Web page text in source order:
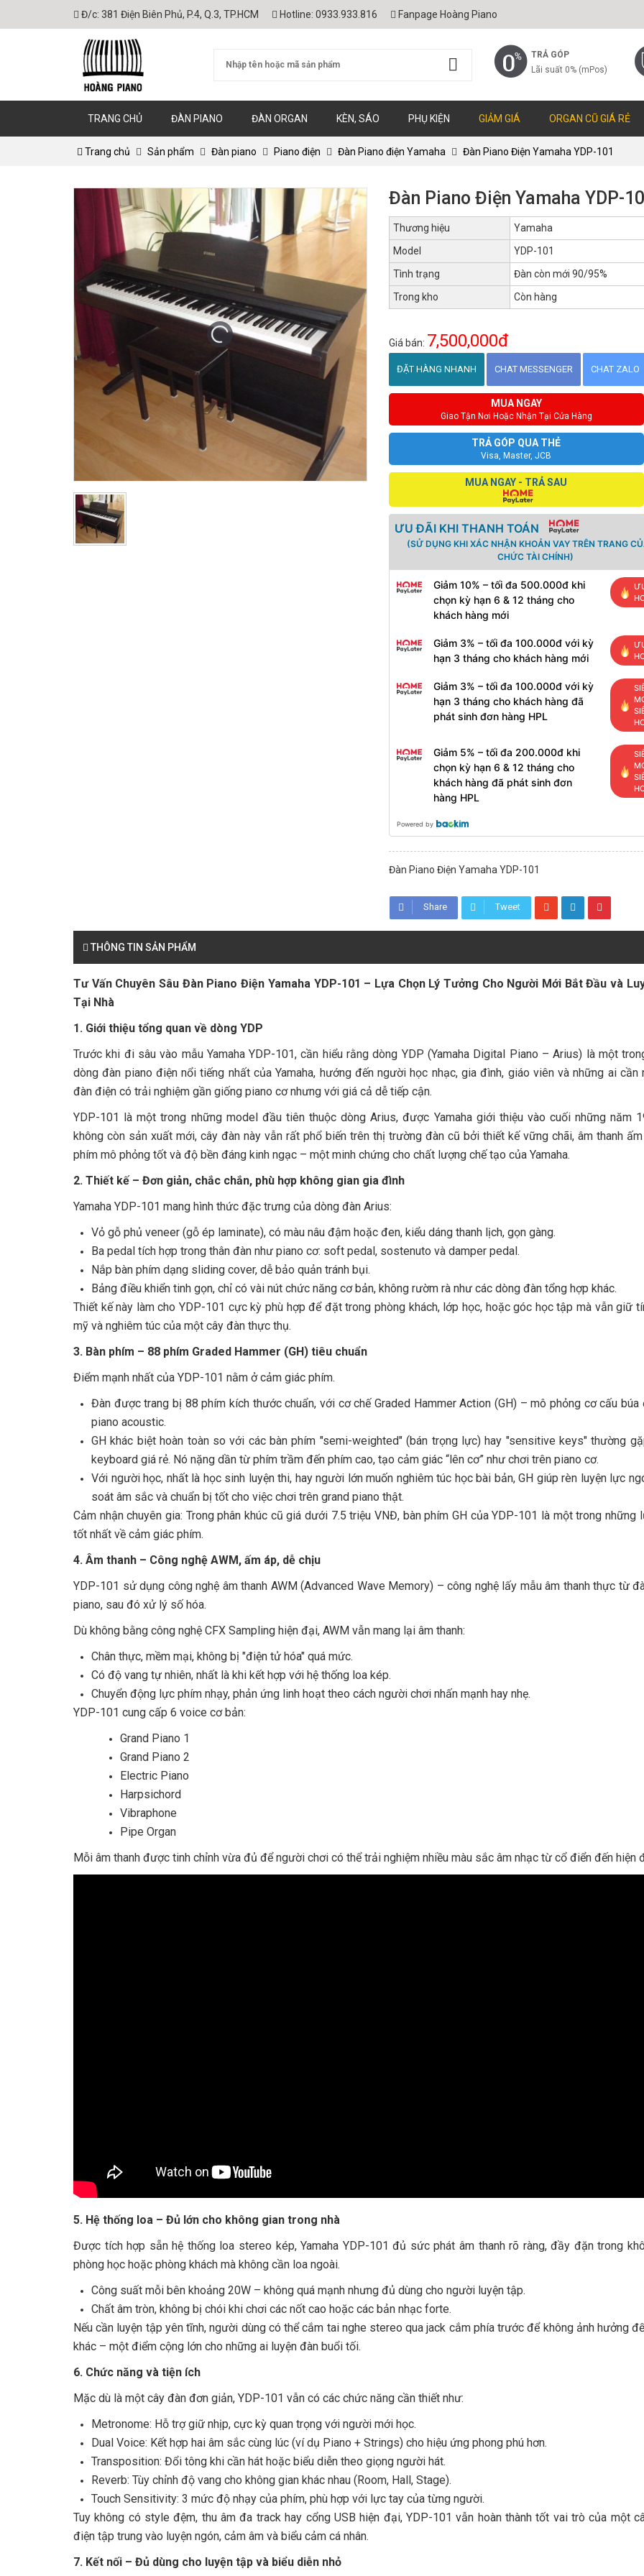
Đ/c: 381 Điện Biên Phủ, P.4, Q.3, TP.HCM Hotline: 0933.933.816 Fanpage Hoàng Piano
TRẢ GÓP
Lãi suất 0% (mPos)
TRANG CHỦ ĐÀN PIANO ĐÀN ORGAN KÈN, SÁO PHỤ KIỆN GIẢM GIÁ ORGAN CŨ GIÁ RẺ
Trang chủ Sản phẩm Đàn piano Piano điện Đàn Piano điện Yamaha Đàn Piano Điện Yamaha YDP-101
Đàn Piano Điện Yamaha YDP-
Thương hiệu
Yamaha
Model
YDP-101
Tình trạng
Đàn còn mới 90/95%
Trong kho
Còn hàng
Giá bán: 7,500,000đ
ĐẶT HÀNG NHANH CHAT MESSENGER CHAT ZALO
MUA NGAY
Giao Tận Nơi Hoặc Nhận Tại Cửa Hàng
TRẢ GÓP QUA THẺ
Visa, Master, JCB
MUA NGAY - TRẢ SAU
ƯU ĐÃI KHI THANH TOÁN
(SỬ DỤNG KHI XÁC NHẬN KHOẢN VAY TRÊN TRANG
CHỨC TÀI CHÍNH)
Giảm 10% – tối đa 500.000đ khi
chọn kỳ hạn 6 & 12 tháng cho
khách hàng mới
Giảm 3% – tối đa 100.000đ với kỳ
hạn 3 tháng cho khách hàng mới
Giảm 3% – tối đa 100.000đ với kỳ
hạn 3 tháng cho khách hàng đã
phát sinh đơn hàng HPL
Giảm 5% – tối đa 200.000đ khi
chọn kỳ hạn 6 & 12 tháng cho
khách hàng đã phát sinh đơn
hàng HPL
Powered by
Đàn Piano Điện Yamaha YDP-101
Share Tweet
THÔNG TIN SẢN PHẨM
Tư Vấn Chuyên Sâu Đàn Piano Điện Yamaha YDP-101 – Lựa Chọn Lý Tưởng Cho Người Mới Bắt Đầu và
Tại Nhà
1. Giới thiệu tổng quan về dòng YDP
Trước khi đi sâu vào mẫu Yamaha YDP-101, cần hiểu rằng dòng YDP (Yamaha Digital Piano – Arius) là một
dòng đàn piano điện nổi tiếng nhất của Yamaha, hướng đến người học nhạc, gia đình, giáo viên và những ai cần
đàn điện có trải nghiệm gần giống piano cơ nhưng với giá cả dễ tiếp cận.
YDP-101 là một trong những model đầu tiên thuộc dòng Arius, được Yamaha giới thiệu vào cuối những năm
không còn sản xuất mới, cây đàn này vẫn rất phổ biến trên thị trường đàn cũ bởi thiết kế vững chãi, âm thanh
phím mô phỏng tốt và độ bền đáng kinh ngạc – một minh chứng cho chất lượng chế tạo của Yamaha.
2. Thiết kế – Đơn giản, chắc chắn, phù hợp không gian gia đình
Yamaha YDP-101 mang hình thức đặc trưng của dòng đàn Arius:
Vỏ gỗ phủ veneer (gỗ ép laminate), có màu nâu đậm hoặc đen, kiểu dáng thanh lịch, gọn gàng.
Ba pedal tích hợp trong thân đàn như piano cơ: soft pedal, sostenuto và damper pedal.
Nắp bàn phím dạng sliding cover, dễ bảo quản tránh bụi.
Bảng điều khiển tinh gọn, chỉ có vài nút chức năng cơ bản, không rườm rà như các dòng đàn tổng hợp khác.
Thiết kế này làm cho YDP-101 cực kỳ phù hợp để đặt trong phòng khách, lớp học, hoặc góc học tập mà vẫn giữ
mỹ và nghiêm túc của một cây đàn thực thụ.
3. Bàn phím – 88 phím Graded Hammer (GH) tiêu chuẩn
Điểm mạnh nhất của YDP-101 nằm ở cảm giác phím.
Đàn được trang bị 88 phím kích thước chuẩn, với cơ chế Graded Hammer Action (GH) – mô phỏng cơ cấu búa
piano acoustic.
GH khác biệt hoàn toàn so với các bàn phím "semi-weighted" (bán trọng lực) hay "sensitive keys" thường
keyboard giá rẻ. Nó nặng dần từ phím trầm đến phím cao, tạo cảm giác “lên cơ” như chơi trên piano cơ.
Với người học, nhất là học sinh luyện thi, hay người lớn muốn nghiêm túc học bài bản, GH giúp rèn luyện lực
soát âm sắc và chuẩn bị tốt cho việc chơi trên grand piano thật.
Cảm nhận chuyên gia: Trong phân khúc cũ giá dưới 7.5 triệu VNĐ, bàn phím GH của YDP-101 là một trong những
tốt nhất về cảm giác phím.
4. Âm thanh – Công nghệ AWM, ấm áp, dễ chịu
YDP-101 sử dụng công nghệ âm thanh AWM (Advanced Wave Memory) – công nghệ lấy mẫu âm thanh thực từ
piano, sau đó xử lý số hóa.
Dù không bằng công nghệ CFX Sampling hiện đại, AWM vẫn mang lại âm thanh:
Chân thực, mềm mại, không bị "điện tử hóa" quá mức.
Có độ vang tự nhiên, nhất là khi kết hợp với hệ thống loa kép.
Chuyển động lực phím nhạy, phản ứng linh hoạt theo cách người chơi nhấn mạnh hay nhẹ.
YDP-101 cung cấp 6 voice cơ bản:
Grand Piano 1
Grand Piano 2
Electric Piano
Harpsichord
Vibraphone
Pipe Organ
Mỗi âm thanh được tinh chỉnh vừa đủ để người chơi có thể trải nghiệm nhiều màu sắc âm nhạc từ cổ điển đến hiện
5. Hệ thống loa – Đủ lớn cho không gian trong nhà
Được tích hợp sẵn hệ thống loa stereo kép, Yamaha YDP-101 đủ sức phát âm thanh rõ ràng, đầy đặn trong
phòng học hoặc phòng khách mà không cần loa ngoài.
Công suất mỗi bên khoảng 20W – không quá mạnh nhưng đủ dùng cho người luyện tập.
Chất âm tròn, không bị chói khi chơi các nốt cao hoặc các bản nhạc forte.
Nếu cần luyện tập yên tĩnh, người dùng có thể cắm tai nghe stereo qua jack cắm phía trước để không ảnh hưởng
khác – một điểm cộng lớn cho những ai luyện đàn buổi tối.
6. Chức năng và tiện ích
Mặc dù là một cây đàn đơn giản, YDP-101 vẫn có các chức năng cần thiết như:
Metronome: Hỗ trợ giữ nhịp, cực kỳ quan trọng với người mới học.
Dual Voice: Kết hợp hai âm sắc cùng lúc (ví dụ Piano + Strings) cho hiệu ứng phong phú hơn.
Transposition: Đổi tông khi cần hát hoặc biểu diễn theo giọng người hát.
Reverb: Tùy chỉnh độ vang cho không gian khác nhau (Room, Hall, Stage).
Touch Sensitivity: 3 mức độ nhạy của phím, phù hợp với lực tay của từng người.
Tuy không có style đệm, thu âm đa track hay cổng USB hiện đại, YDP-101 vẫn hoàn thành tốt vai trò của một
điện tập trung vào luyện ngón, cảm âm và biểu cảm cá nhân.
7. Kết nối – Đủ dùng cho luyện tập và biểu diễn nhỏ